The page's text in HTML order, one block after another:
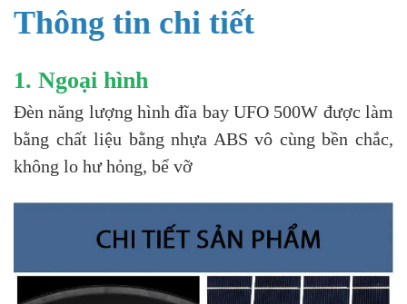
Thông tin chi tiết
1. Ngoại hình
Đèn năng lượng hình đĩa bay UFO 500W được làm
bằng chất liệu bằng nhựa ABS vô cùng bền chắc,
không lo hư hỏng, bể vỡ